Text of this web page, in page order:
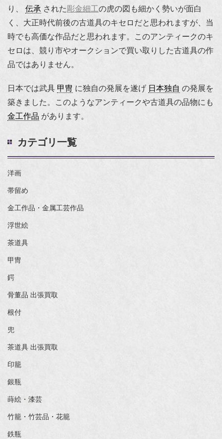
り、 伝承 された彫金細工の虎の図も細かく勢いが面白
く、大正時代前後の古道具のキセロだと思われますが、当
時でも高価な作品だと思われます。このアンティークのキ
セロは、競り市やオークションで買い取りした古道具の作
品ではありません。
日本では武具 甲冑 に独自の発展を遂げ 日本独自 の発展を
築きました。このようなアンティークや古道具の品物にも
金工作品 があります。
カテゴリ一覧
洋画
帯留め
金工作品・金属工芸作品
浮世絵
茶道具
甲冑
鍔
骨董品 出張買取
根付
兜
茶道具 出張買取
印籠
銀瓶
蒔絵・漆芸
竹籠・竹芸品・花籠
鉄瓶